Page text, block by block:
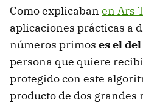
Como explicaban en Ars
aplicaciones prácticas a
números primos es el
persona que quiere
protegido con este
producto de dos